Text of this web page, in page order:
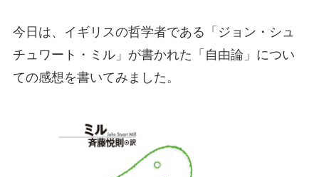
今日は、イギリスの哲学者である「 ジョン・シュ
チュワート・ミル」が書かれた「自由論」につい
ての感想を書いてみました。